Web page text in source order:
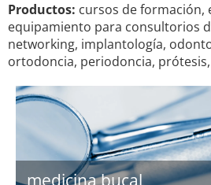
Productos: cursos de formación,
equipamiento para consultorios
networking, implantología,
ortodoncia, periodoncia,
medicina bucal